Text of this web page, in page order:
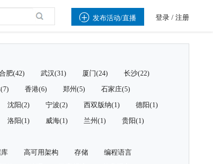
 发布活动/直播 登录 / 注册
肥(42) 武汉(31) 厦门(24) 长沙(22)
香港(6) 郑州(5) 石家庄(5)
沈阳(2) 宁波(2) 西双版纳(1) 德阳(1)
洛阳(1) 威海(1) 兰州(1) 贵阳(1)
高可用架构 存储 编程语言